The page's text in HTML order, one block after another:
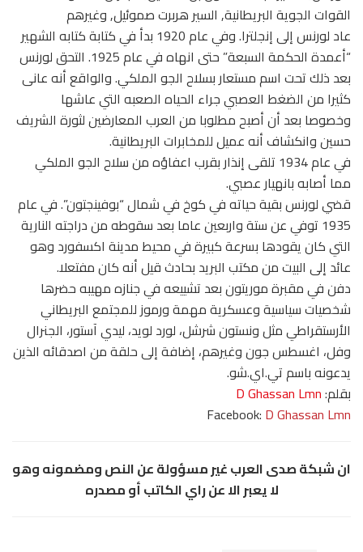
القوات الجوية البريطانية, السير هربرت صموئيل, وغيرهم
عاد لورنس إلى إنجلترا. وفي عام 1920 بدأ في كتابة كتابه الشهير
“أعمدة الحكمة السبعة” حتى انهاه في عام 1925. التحق لورنس
بعد ذلك تحت اسم مستعار بسلاح الجو الملكي. والواقع أنه عانى
كثيرا من الضغط العصبي جراء الحياه الصعبه التي عاشها
وخصوصا بعد أن أصبح مطلوبا من العرب المعارضين لثورة الشريف
حسين وانكشاف أنه عميل للمخابرات البريطانية.
في عام 1934 تلقى إنذار بقرب اعفاؤه من سلاح الجو الملكي
مما أصابه بانهيار عصبي.
قضي لورنس بقية حياته في كوخ في شمال “بوفينجتون”. في عام
1935 توفي عن ستة واربعين عاما بعد سقوطه من دراجته النارية
التي كان يقودها بسرعة كبيرة في محيط مدينة اكسفورد وهو
عائد إلى البيت من مكتب البريد بحادث قيل أنه كان مفتعلا.
دفن في مقبرة موريتون بعد تشييعه في جنازه مهيبه حضرها
شخصيات سياسية وعسكرية مهمة ورموز للمجتمع البريطاني
الأرستقراطي مثل ونستون شرشل، لورد لويد، ليدي آستور، الجنرال
وفل، اغسطس جون وغيرهم، إضافة إلى حلقة من اصدقائه الذين
يدعونه باسم تي.اي.شو.
بقلم:D Ghassan Lmn
Facebook: D Ghassan Lmn
ان شبكة صدى العرب غير مسؤولة عن النص ومضمونه وهو
لا يعبر الا عن راي الكاتب أو مصدره